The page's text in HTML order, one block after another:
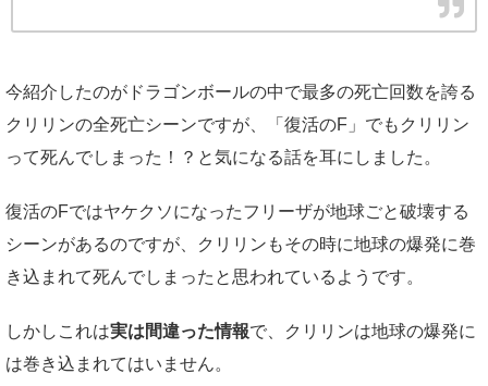
今紹介したのがドラゴンボールの中で最多の死亡回数を誇る
クリリンの全死亡シーンですが、「復活のF」でもクリリン
って死んでしまった！？と気になる話を耳にしました。
復活のFではヤケクソになったフリーザが地球ごと破壊する
シーンがあるのですが、クリリンもその時に地球の爆発に巻
き込まれて死んでしまったと思われているようです。
しかしこれは実は間違った情報で、クリリンは地球の爆発に
は巻き込まれてはいません。